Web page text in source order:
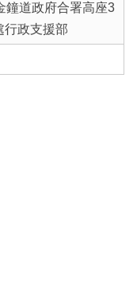
鐘道政府合署高座3
行政支援部